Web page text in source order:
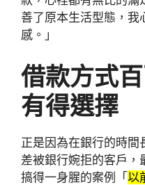
善了原本生活型態，我
感。」
借款方式
有得選擇
正是因為在銀行的時間
差被銀行婉拒的客戶，
搞得一身腥的案例「以